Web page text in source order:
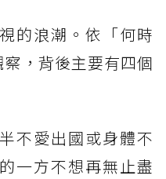
的浪潮。依「何時
，背後主要有四個
不愛出國或身體不
一方不想再無止盡